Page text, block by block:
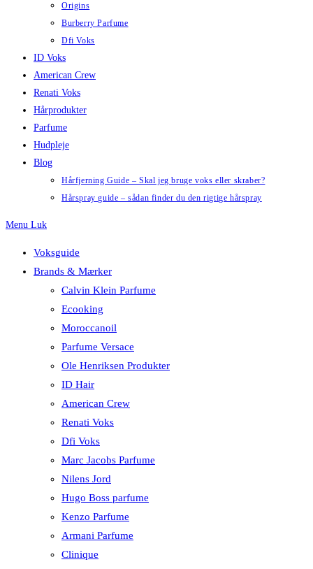
Origins
Burberry Parfume
Dfi Voks
ID Voks
American Crew
Renati Voks
Hårprodukter
Parfume
Hudpleje
Blog
Hårfjerning Guide – Skal jeg bruge voks eller skraber?
Hårspray guide – sådan finder du den rigtige hårspray
Menu Luk
Voksguide
Brands & Mærker
Calvin Klein Parfume
Ecooking
Moroccanoil
Parfume Versace
Ole Henriksen Produkter
ID Hair
American Crew
Renati Voks
Dfi Voks
Marc Jacobs Parfume
Nilens Jord
Hugo Boss parfume
Kenzo Parfume
Armani Parfume
Clinique